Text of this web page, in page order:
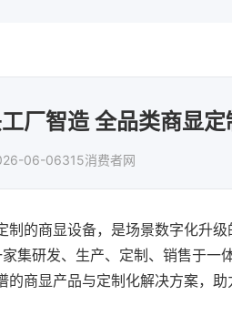
厂智造 全品类商显定
06-06315消费者网
的商显设备，是场景数字化升级
家集研发、生产、定制、销售于一
商显产品与定制化解决方案，